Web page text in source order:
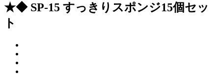
★◆ SP-15 すっきりスポンジ15個セッ
ト